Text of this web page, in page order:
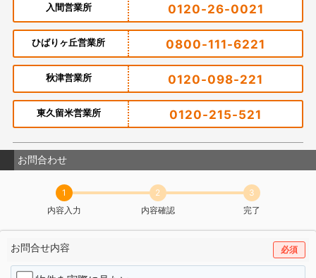
入間営業所 0120-26-0021
ひばりヶ丘営業所 0800-111-6221
秋津営業所 0120-098-221
東久留米営業所 0120-215-521
お問合わせ
1
内容入力
2
内容確認
3
完了
お問合せ内容 必須